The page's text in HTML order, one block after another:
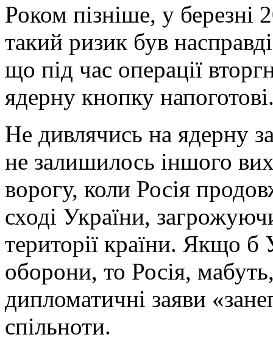
Роком пізніше, у березні
такий ризик був
що під час операції
ядерну кнопку
Не дивлячись на ядерну
не залишилось іншого
ворогу, коли Росія
сході України,
території країни. Якщо б
оборони, то Росія,
дипломатичні заяви
спільноти.